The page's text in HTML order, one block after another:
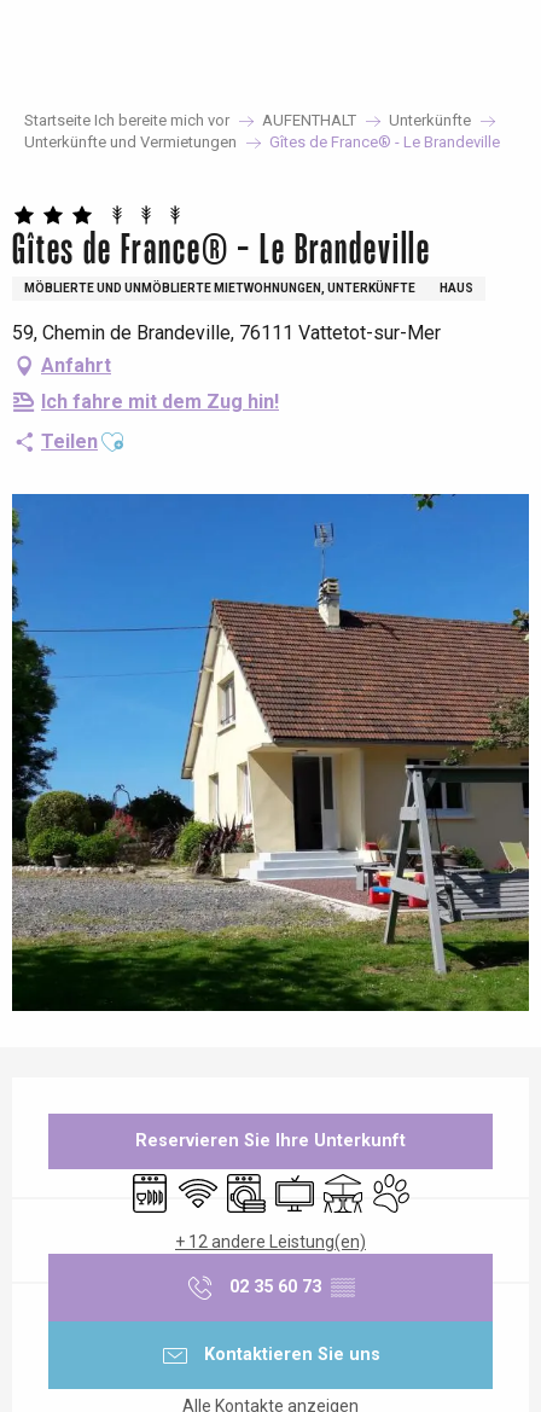
Startseite Ich bereite mich vor AUFENTHALT
Unterkünfte
Unterkünfte und Vermietungen
Gîtes de France® - Le Brandeville
Gîtes de France® - Le Brandeville
MÖBLIERTE UND UNMÖBLIERTE MIETWOHNUNGEN, UNTERKÜNFTE HAUS
59, Chemin de Brandeville, 76111 Vattetot-sur-Mer
Anfahrt
Ich fahre mit dem Zug hin!
TeilenAjouter aux favoris
Reservieren Sie Ihre Unterkunft
Geschirrspülmaschine
Wi-Fi Waschmaschine
FernsehenTerrasseTiere erlaubt
+ 12 andere Leistung(en)
02 35 60 73 ▒▒
Kontaktieren Sie uns
Alle Kontakte anzeigen